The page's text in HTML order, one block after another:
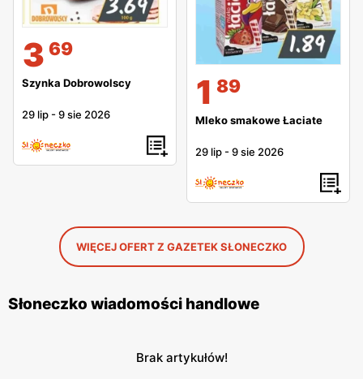
3 69
Szynka Dobrowolscy
29 lip -9 sie 2026
1 89
Mleko smakowe Łaciate
29 lip -9 sie 2026
WIĘCEJ OFERT Z GAZETEK SŁONECZKO
Słoneczko wiadomości handlowe
Brak artykułów!